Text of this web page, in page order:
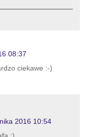
08:37
ciekawe :-)
2016 10:54